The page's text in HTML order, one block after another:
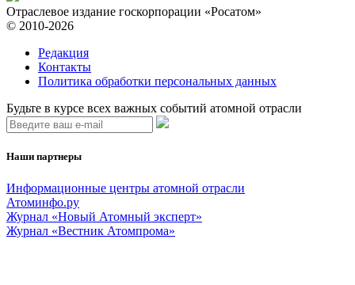
Отраслевое издание госкорпорации «Росатом»
© 2010-2026
Редакция
Контакты
Политика обработки персональных данных
Будьте в курсе всех важных событий атомной отрасли
Наши партнеры
Информационные центры атомной отрасли
Атоминфо.ру
Журнал «Новый Атомный эксперт»
Журнал «Вестник Атомпрома»